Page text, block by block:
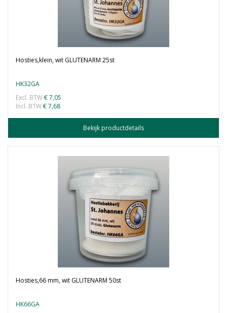
Hosties,klein, wit GLUTENARM 25st
HK32GA
Excl. BTW€ 7,05
Incl. BTW€ 7,68
Bekijk productdetails
Hosties,66 mm, wit GLUTENARM 50st
HK66GA